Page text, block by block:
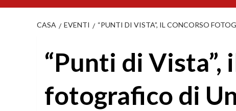
CASA EVENTI “PUNTI DI VISTA”, IL CONCORSO
“Punti di Vista”,
fotografico di